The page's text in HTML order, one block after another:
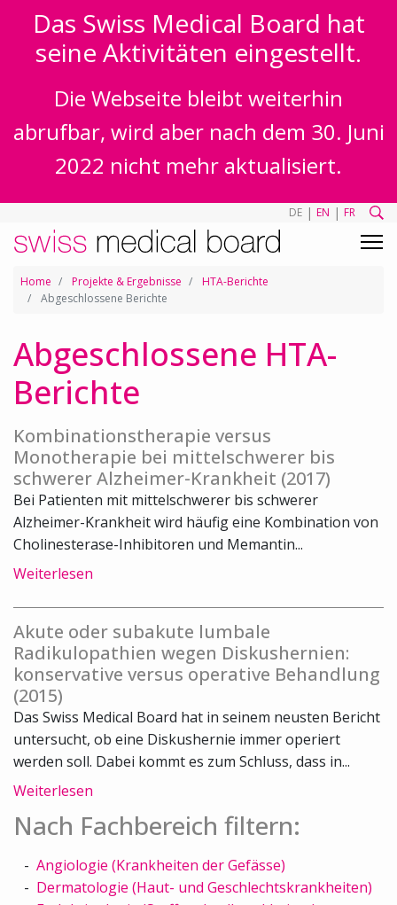
Das Swiss Medical Board hat
seine Aktivitäten eingestellt.
Die Webseite bleibt weiterhin
abrufbar, wird aber nach dem 30. Juni
2022 nicht mehr aktualisiert.
DE | EN | FR
Home Projekte & Ergebnisse
HTA-Berichte
Abgeschlossene Berichte
Abgeschlossene HTA-
Berichte
Kombinationstherapie versus
Monotherapie bei mittelschwerer bis
schwerer Alzheimer-Krankheit (2017)
Bei Patienten mit mittelschwerer bis schwerer
Alzheimer-Krankheit wird häufig eine Kombination von
Cholinesterase-Inhibitoren und Memantin...
Weiterlesen
Akute oder subakute lumbale
Radikulopathien wegen Diskushernien:
konservative versus operative Behandlung
(2015)
Das Swiss Medical Board hat in seinem neusten Bericht
untersucht, ob eine Diskushernie immer operiert
werden soll. Dabei kommt es zum Schluss, dass in...
Weiterlesen
Nach Fachbereich filtern:
Angiologie (Krankheiten der Gefässe)
Dermatologie (Haut- und Geschlechtskrankheiten)